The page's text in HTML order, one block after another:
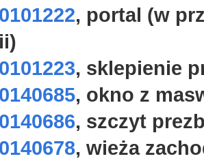
, portal (w
, sklepienie
, okno z
, szczyt
, wieża